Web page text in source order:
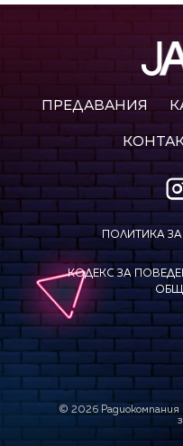
ПРЕДАВАНИЯ
ПОЛИТИКА
КОДЕКС ЗА
© 2026